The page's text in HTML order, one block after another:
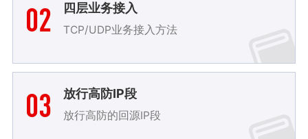
四层业务接入
TCP/UDP业务接入方法
02
放行高防IP段
放行高防的回源IP段
03